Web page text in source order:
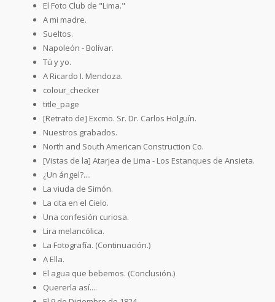
El Foto Club de "Lima."
A mi madre.
Sueltos.
Napoleón - Bolívar.
Tú y yo.
A Ricardo I. Mendoza.
colour_checker
title_page
[Retrato de] Excmo. Sr. Dr. Carlos Holguín.
Nuestros grabados.
North and South American Construction Co.
[Vistas de la] Atarjea de Lima - Los Estanques de Ansieta.
¿Un ángel?....
La viuda de Simón.
La cita en el Cielo.
Una confesión curiosa.
Lira melancólica.
La Fotografía. (Continuación.)
A Ella.
El agua que bebemos. (Conclusión.)
Quererla así....